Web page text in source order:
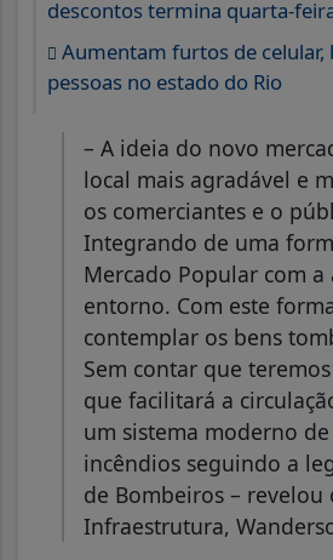
descontos termina quarta-
Aumentam furtos de celular,
pessoas no estado do Rio
– A ideia do novo
local mais agradável e
os comerciantes e o
Integrando de uma
Mercado Popular com
entorno. Com este
contemplar os bens
Sem contar que
que facilitará a
um sistema moderno
incêndios seguindo a
de Bombeiros – revelou
Infraestrutura,